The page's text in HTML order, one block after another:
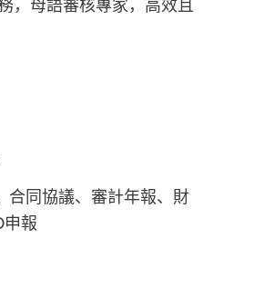
，母語審核專家，高效且
合同協議、審計年報、財
報